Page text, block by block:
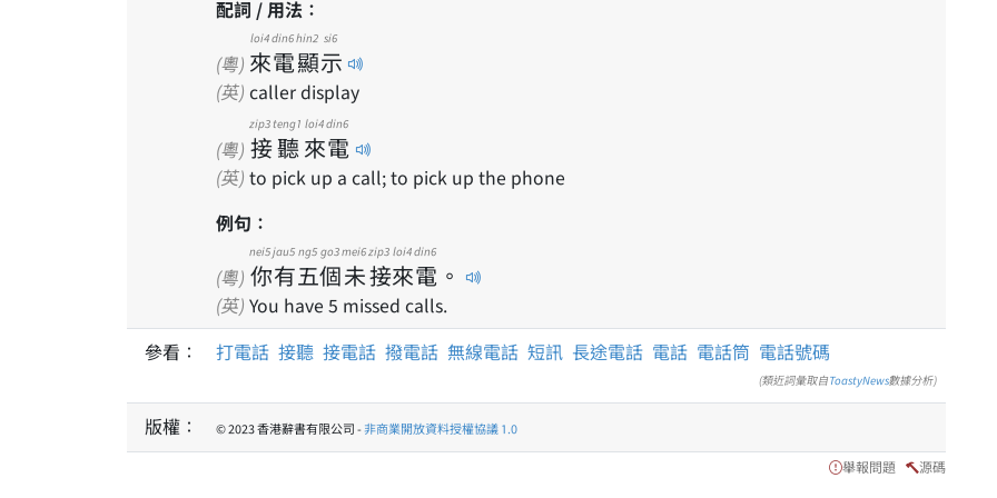
配詞 / 用法：
(粵) 來
loi4
電
din6
顯
hin2
示
si6
(英) caller display
(粵) 接
zip3
聽
teng1
來
loi4
電
din6
(英) to pick up a call; to pick up the phone
例句：
(粵) 你
nei5
有
jau5
五
ng5
個
go3
未
mei6
接
zip3
來
loi4
電
din6
。
(英) You have 5 missed calls.
參看：
打電話 接聽 接電話 撥電話 無線電話 短訊 長途電話 電話 電話筒 電話號碼
(類近詞彙取自ToastyNews數據分析)
版權： © 2023 香港辭書有限公司 -非商業開放資料授權協議 1.0
舉報問題 源碼